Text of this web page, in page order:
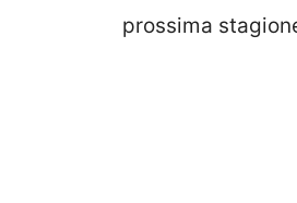
prossima